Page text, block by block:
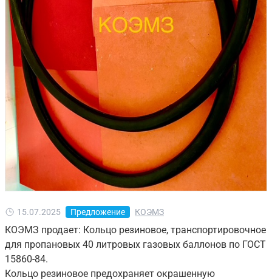
15.07.2025 Предложение КОЭМЗ
КОЭМЗ продает: Кольцо резиновое, транспортировочное
для пропановых 40 литровых газовых баллонов по ГОСТ
15860-84.
Кольцо резиновое предохраняет окрашенную